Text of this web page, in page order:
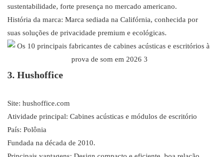
sustentabilidade, forte presença no mercado americano.
História da marca: Marca sediada na Califórnia, conhecida por
suas soluções de privacidade premium e ecológicas.
3. Hushoffice
Site: hushoffice.com
Atividade principal: Cabines acústicas e módulos de escritório
País: Polônia
Fundada na década de 2010.